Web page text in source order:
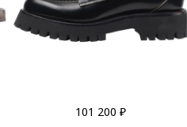
101 200 ₽